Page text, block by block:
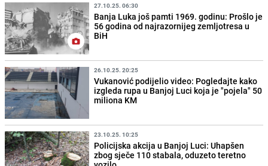
27.10.25. 06:30
Banja Luka još pamti 1969. godinu: Prošlo je
56 godina od najrazornijeg zemljotresa u
BiH
26.10.25. 20:25
Vukanović podijelio video: Pogledajte kako
izgleda rupa u Banjoj Luci koja je "pojela" 50
miliona KM
23.10.25. 10:25
Policijska akcija u Banjoj Luci: Uhapšen
zbog sječe 110 stabala, oduzeto teretno